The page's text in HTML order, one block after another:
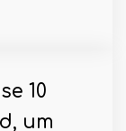
10
um